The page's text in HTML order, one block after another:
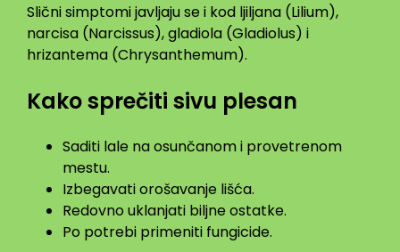
Slični simptomi javljaju se i kod ljiljana (Lilium),
narcisa (Narcissus), gladiola (Gladiolus) i
hrizantema (Chrysanthemum).
Kako sprečiti sivu plesan
Saditi lale na osunčanom i provetrenom
mestu.
Izbegavati orošavanje lišća.
Redovno uklanjati biljne ostatke.
Po potrebi primeniti fungicide.